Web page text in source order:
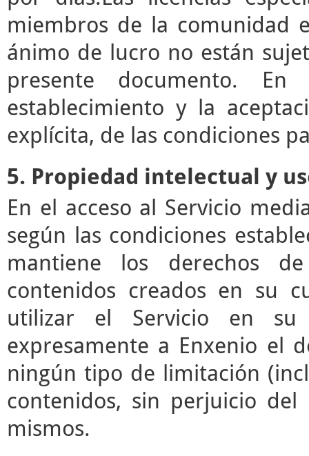
miembros de la comunidad
ánimo de lucro no están
presente documento.
establecimiento y la
explícita, de las condiciones
5. Propiedad intelectual y
En el acceso al Servicio
según las condiciones
mantiene los derechos
contenidos creados en su
utilizar el Servicio en su
expresamente a Enxenio el
ningún tipo de limitación
contenidos, sin perjuicio
mismos.